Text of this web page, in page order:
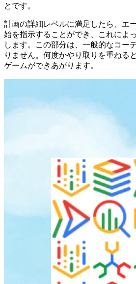
とです。
計画の詳細レベルに満足したら、エ
始を指示することができ、これによ
します。この部分は、一般的なコー
りません。何度かやり取りを重ねる
ゲームができあがります。